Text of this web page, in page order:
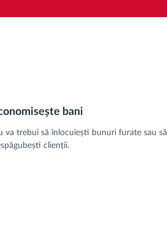
bani
va trebui să înlocuiești bunuri furate sau să
clienții.